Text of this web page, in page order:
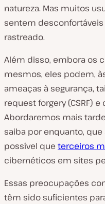
natureza. Mas muitos
sentem
rastreado.
Além disso, embora os
mesmos, eles podem,
ameaças à segurança,
request forgery (CSRF) e
Abordaremos mais
saiba por enquanto,
possível que terceiros
cibernéticos em sites
Essas preocupações
têm sido suficientes